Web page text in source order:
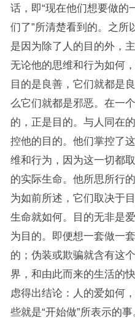
话，即“现在他们想要做的
们了”所清楚看到的。之所
是因为除了人的目的外，
无论他的思维和行为如何
目的是良善，它们就都是
么它们就都是邪恶。在一
的，正是目的。与人同在
控他的目的。他们掌控了
维和行为，因为这一切都
的实际生命。他所思所行
为如前所述，它们取决于
生命就如何。目的无非是
为目的。即便想一套做一
的；伪装或欺骗就含有这
界，和由此而来的生活的
虑得出结论：人的爱如何
些就是“开始做”所表示的事